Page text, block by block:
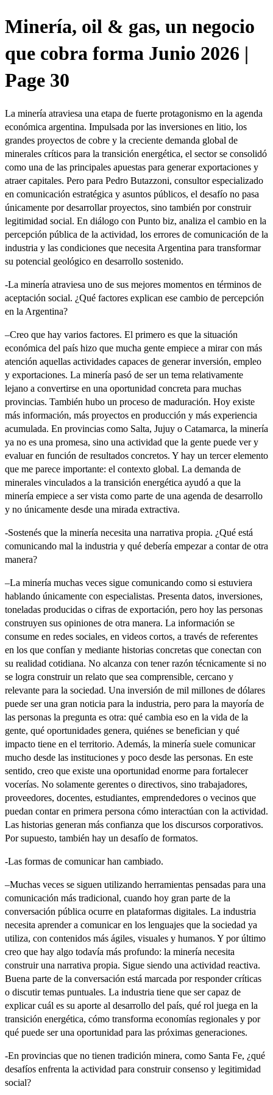
Minería, oil & gas, un negocio
que cobra forma Junio 2026 |
Page 30
La minería atraviesa una etapa de fuerte protagonismo en la agenda
económica argentina. Impulsada por las inversiones en litio, los
grandes proyectos de cobre y la creciente demanda global de
minerales críticos para la transición energética, el sector se consolidó
como una de las principales apuestas para generar exportaciones y
atraer capitales. Pero para Pedro Butazzoni, consultor especializado
en comunicación estratégica y asuntos públicos, el desafío no pasa
únicamente por desarrollar proyectos, sino también por construir
legitimidad social. En diálogo con Punto biz, analiza el cambio en la
percepción pública de la actividad, los errores de comunicación de la
industria y las condiciones que necesita Argentina para transformar
su potencial geológico en desarrollo sostenido.
-La minería atraviesa uno de sus mejores momentos en términos de
aceptación social. ¿Qué factores explican ese cambio de percepción
en la Argentina?
–Creo que hay varios factores. El primero es que la situación
económica del país hizo que mucha gente empiece a mirar con más
atención aquellas actividades capaces de generar inversión, empleo
y exportaciones. La minería pasó de ser un tema relativamente
lejano a convertirse en una oportunidad concreta para muchas
provincias. También hubo un proceso de maduración. Hoy existe
más información, más proyectos en producción y más experiencia
acumulada. En provincias como Salta, Jujuy o Catamarca, la minería
ya no es una promesa, sino una actividad que la gente puede ver y
evaluar en función de resultados concretos. Y hay un tercer elemento
que me parece importante: el contexto global. La demanda de
minerales vinculados a la transición energética ayudó a que la
minería empiece a ser vista como parte de una agenda de desarrollo
y no únicamente desde una mirada extractiva.
-Sostenés que la minería necesita una narrativa propia. ¿Qué está
comunicando mal la industria y qué debería empezar a contar de otra
manera?
–La minería muchas veces sigue comunicando como si estuviera
hablando únicamente con especialistas. Presenta datos, inversiones,
toneladas producidas o cifras de exportación, pero hoy las personas
construyen sus opiniones de otra manera. La información se
consume en redes sociales, en videos cortos, a través de referentes
en los que confían y mediante historias concretas que conectan con
su realidad cotidiana. No alcanza con tener razón técnicamente si no
se logra construir un relato que sea comprensible, cercano y
relevante para la sociedad. Una inversión de mil millones de dólares
puede ser una gran noticia para la industria, pero para la mayoría de
las personas la pregunta es otra: qué cambia eso en la vida de la
gente, qué oportunidades genera, quiénes se benefician y qué
impacto tiene en el territorio. Además, la minería suele comunicar
mucho desde las instituciones y poco desde las personas. En este
sentido, creo que existe una oportunidad enorme para fortalecer
vocerías. No solamente gerentes o directivos, sino trabajadores,
proveedores, docentes, estudiantes, emprendedores o vecinos que
puedan contar en primera persona cómo interactúan con la actividad.
Las historias generan más confianza que los discursos corporativos.
Por supuesto, también hay un desafío de formatos.
-Las formas de comunicar han cambiado.
–Muchas veces se siguen utilizando herramientas pensadas para una
comunicación más tradicional, cuando hoy gran parte de la
conversación pública ocurre en plataformas digitales. La industria
necesita aprender a comunicar en los lenguajes que la sociedad ya
utiliza, con contenidos más ágiles, visuales y humanos. Y por último
creo que hay algo todavía más profundo: la minería necesita
construir una narrativa propia. Sigue siendo una actividad reactiva.
Buena parte de la conversación está marcada por responder críticas
o discutir temas puntuales. La industria tiene que ser capaz de
explicar cuál es su aporte al desarrollo del país, qué rol juega en la
transición energética, cómo transforma economías regionales y por
qué puede ser una oportunidad para las próximas generaciones.
-En provincias que no tienen tradición minera, como Santa Fe, ¿qué
desafíos enfrenta la actividad para construir consenso y legitimidad
social?